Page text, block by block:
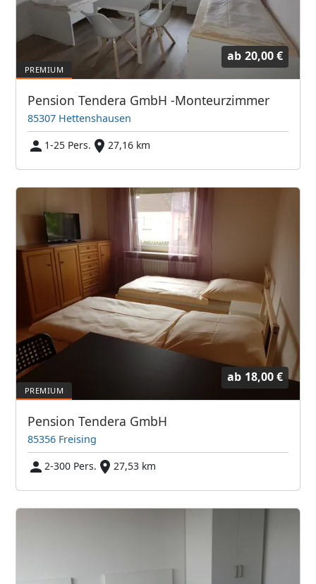
ab 20,00 €
Pension Tendera GmbH -Monteurzimmer
85307 Hettenshausen
1-25 Pers.
27,16 km
ab 18,00 €
Pension Tendera GmbH
85356 Freising
2-300 Pers.
27,53 km